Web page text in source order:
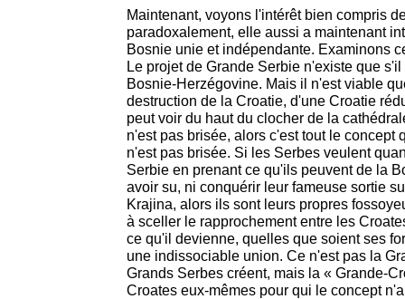
Maintenant, voyons l'intérêt bien compris
paradoxalement, elle aussi a maintenant
Bosnie unie et indépendante. Examinons
Le projet de Grande Serbie n'existe que
Bosnie-Herzégovine. Mais il n'est viable
destruction de la Croatie, d'une Croatie
peut voir du haut du clocher de la
n'est pas brisée, alors c'est tout le concept
n'est pas brisée. Si les Serbes veulent
Serbie en prenant ce qu'ils peuvent de la
avoir su, ni conquérir leur fameuse sortie
Krajina, alors ils sont leurs propres
à sceller le rapprochement entre les
ce qu'il devienne, quelles que soient ses
une indissociable union. Ce n'est pas la
Grands Serbes créent, mais la « Grande-
Croates eux-mêmes pour qui le concept